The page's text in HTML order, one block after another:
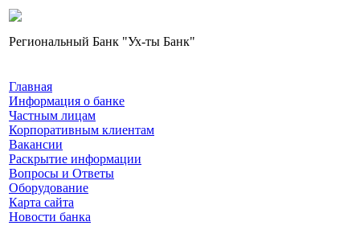
Региональный Банк "Ух-ты Банк"
Главная
Информация о банке
Частным лицам
Корпоративным клиентам
Вакансии
Раскрытие информации
Вопросы и Ответы
Оборудование
Карта сайта
Новости банка